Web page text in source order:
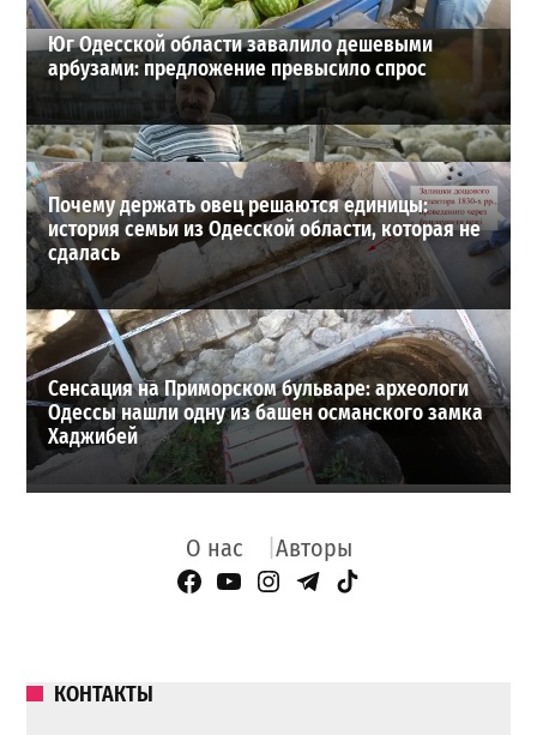
Юг Одесской области завалило дешевыми
арбузами: предложение превысило спрос
Почему держать овец решаются единицы:
история семьи из Одесской области, которая не
сдалась
Сенсация на Приморском бульваре: археологи
Одессы нашли одну из башен османского замка
Хаджибей
О нас Авторы
Facebook Page
YouTube
Instagram
Telegram
TikTok
КОНТАКТЫ